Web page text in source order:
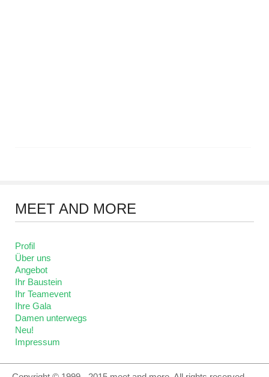
MEET AND MORE
Profil
Über uns
Angebot
Ihr Baustein
Ihr Teamevent
Ihre Gala
Damen unterwegs
Neu!
Impressum